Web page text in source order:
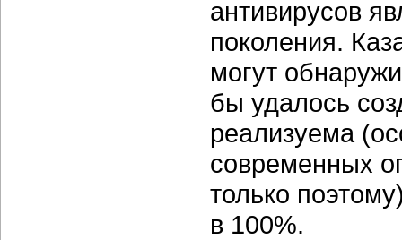
антивирусов
поколения.
могут
бы удалось
реализуема
современных
только
в 100%.